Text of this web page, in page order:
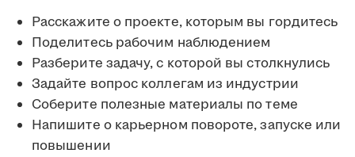
Расскажите о проекте, которым вы гордитесь
Поделитесь рабочим наблюдением
Разберите задачу, с которой вы столкнулись
Задайте вопрос коллегам из индустрии
Соберите полезные материалы по теме
Напишите о карьерном повороте, запуске или
повышении